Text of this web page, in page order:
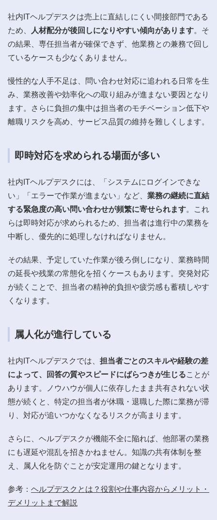
社内ITヘルプデスクは売上に直結しにくい間接部門である
ため、
人材配分が後回しになりやすい傾向があります。そ
の結果、専任担当者が確保できず、他業務との兼務で回し
ているケースも少なくありません。
慢性的な人手不足は、問い合わせ対応に追われる日常を生
み、業務改善や効率化への取り組みが進まない要因となり
ます。さらに負担の集中は担当者のモチベーション低下や
離職リスクを高め、サービス品質の維持を難しくします。
即時対応を求められる場面が多い
社内ITヘルプデスクには、「システムにログインできな
い」「エラーで作業が進まない」など、 業務の継続に直結
する緊急度の高い問い合わせが頻繁に寄せられます。これ
らは即時対応が求められるため、担当者は進行中の業務を
中断し、優先的に処理しなければなりません。
その結果、予定していた作業が後ろ倒しになり、業務時間
の延長や残業の常態化を招くケースもあります。突発対応
が続くことで、担当者の精神的負担や疲労感も蓄積しやす
くなります。
属人化が進行している
社内ITヘルプデスクでは、 担当者ごとのスキルや経験の差
によって、回答の質やスピードにばらつきが生じることが
あります。ノウハウが個人に依存したまま共有されない状
態が続くと、特定の担当者が休職・退職した際に業務が滞
り、対応が追いつかなくなるリスクが高まります。
さらに、ヘルプデスクが機能不全に陥れば、他部署の業務
にも遅延や混乱を招きかねません。知識の共有体制を整
え、属人化を防ぐことが安定運用の鍵となります。
参考： ヘルプデスクとは？役割や仕事内容からメリット・
デメリットまで解説